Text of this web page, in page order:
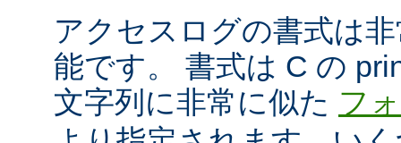
アクセスログの書式は
能です。 書式は C の
文字列に非常に似た フ